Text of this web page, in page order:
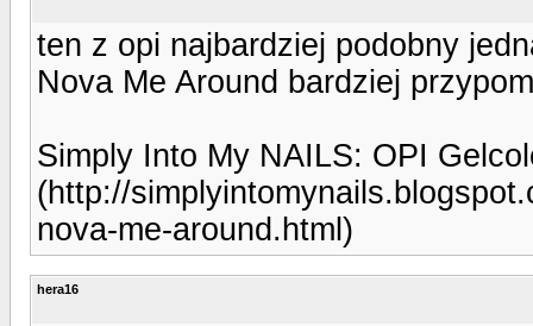
ten z opi najbardziej podobny
Nova Me Around bardziej
Simply Into My NAILS: OPI
(http://
nova-me-around.html)
hera16